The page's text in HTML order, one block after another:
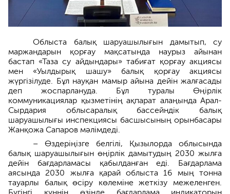
Облыста балық шаруашылығын дамытып, су
маржандарын қорғау мақсатында наурыз айынан
бастап «Таза су айдындары» табиғат қорғау акциясы
мен «Уылдырық шашу» балық қорғау акциясы
жүргізілуде. Бұл науқан мамыр айына дейін жалғасады
деп жоспарлануда. Бұл туралы Өңірлік
коммуникациялар қызметінің ақпарат алаңында Арал-
Сырдария облысаралық бассейндік балық
шаруашылығы инспекциясы басшысының орынбасары
Жанқожа Сапаров мәлімдеді.
– Өздеріңізге белгілі, Қызылорда облысында
балық шаруашылығын өңірлік дамытудың 2030 жылға
дейін бағдарламасы қабылданған еді. Бағдарлама
аясында 2030 жылға қарай облыста 16 мың тонна
тауарлы балық өсіру көлеміне жеткізу межеленген.